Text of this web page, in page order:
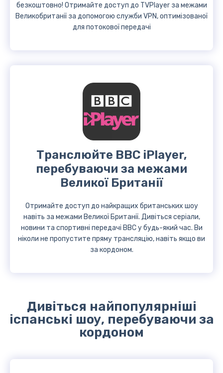
безкоштовно! Отримайте доступ до TVPlayer за межами
Великобританії за допомогою служби VPN, оптимізованої
для потокової передачі
Транслюйте BBC iPlayer,
перебуваючи за межами
Великої Британії
Отримайте доступ до найкращих британських шоу
навіть за межами Великої Британії. Дивіться серіали,
новини та спортивні передачі BBC у будь-який час. Ви
ніколи не пропустите пряму трансляцію, навіть якщо ви
за кордоном.
Дивіться найпопулярніші
іспанські шоу, перебуваючи за
кордоном